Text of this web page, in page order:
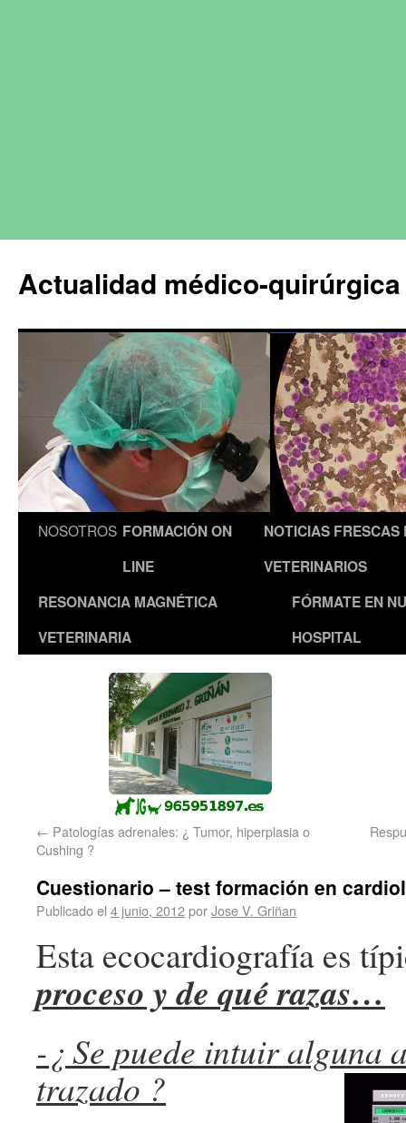
Actualidad médico-
NOSOTROS FORMACIÓN ON
LINE
NOTICIAS FRESCAS
VETERINARIOS
RESONANCIA MAGNÉTICA
VETERINARIA
FÓRMATE EN
HOSPITAL
← Patologías adrenales: ¿ Tumor, hiperplasia o
Cushing ?
Cuestionario – test formación en
Publicado el 4 junio, 2012porJose V. Griñan
Esta ecocardiografía es
proceso y de qué razas…
-¿ Se puede intuir alguna
trazado ?